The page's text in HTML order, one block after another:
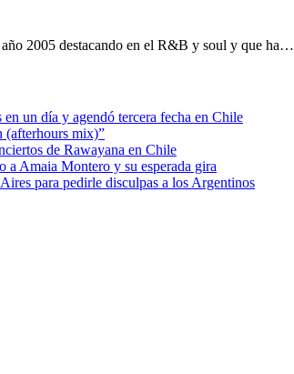
2005 destacando en el R&B y soul y que ha…
un día y agendó tercera fecha en Chile
(afterhours mix)”
de Rawayana en Chile
a Amaia Montero y su esperada gira
para pedirle disculpas a los Argentinos